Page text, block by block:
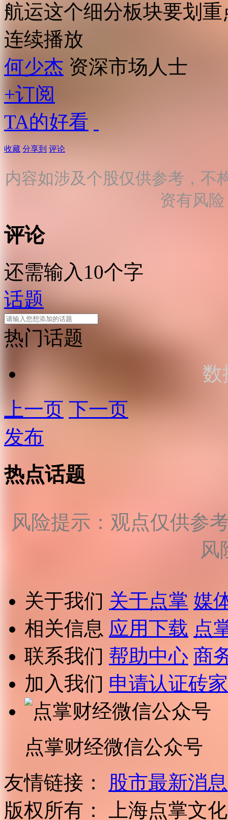
航运这个细分板块要划重
连续播放
何少杰 资深市场人士
+订阅
TA的好看
收藏 分享到 评论
内容如涉及个股仅供参考，不
资有风
评论
还需输入10个字
话题
热门话题
数
上一页 下一页
发布
热点话题
风险提示：观点仅供参
风
关于我们 关于点掌 媒
相关信息 应用下载 点
联系我们 帮助中心 商
加入我们 申请认证砖家
点掌财经微信公众号
友情链接：
股市最新消息
版权所有：
上海点掌文